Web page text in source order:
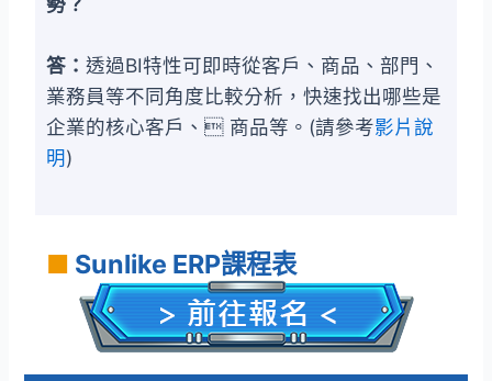
答：透過BI特性可即時從客戶、商品、部門、
業務員等不同角度比較分析，快速找出哪些是
企業的核心客戶、 商品等。(請參考影片說
明)
■ Sunlike ERP課程表